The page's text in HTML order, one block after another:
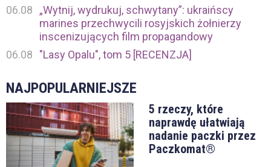
06.08
„Wytnij, wydrukuj, schwytany”: ukraińscy
marines przechwycili rosyjskich żołnierzy
inscenizujących film propagandowy
06.08
"Lasy Opalu", tom 5 [RECENZJA]
NAJPOPULARNIEJSZE
5 rzeczy, które
naprawdę ułatwiają
nadanie paczki przez
Paczkomat®